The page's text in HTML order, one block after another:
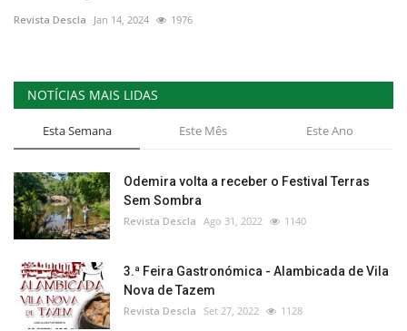
Revista Descla Jan 14, 2024 1976
NOTÍCIAS MAIS LIDAS
Esta Semana Este Mês Este Ano
Odemira volta a receber o Festival Terras
Sem Sombra
Revista Descla Ago 31, 2022 1140
3.ª Feira Gastronómica - Alambicada de Vila
Nova de Tazem
Revista Descla Set 27, 2022 1128